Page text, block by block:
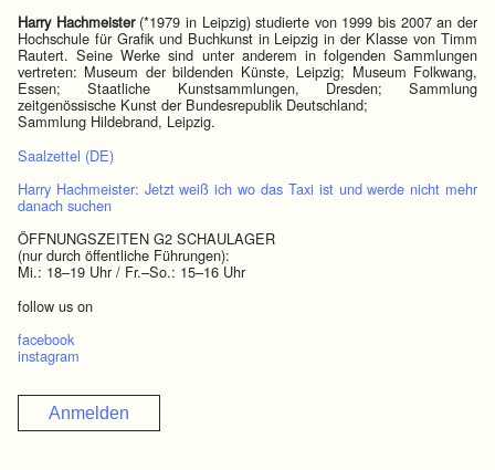
Harry Hachmeister(*1979 in Leipzig) studierte von 1999 bis 2007 an der
Hochschule für Grafik und Buchkunst in Leipzig in der Klasse von Timm
Rautert. Seine Werke sind unter anderem in folgenden Sammlungen
vertreten: Museum der bildenden Künste, Leipzig; Museum Folkwang,
Essen; Staatliche Kunstsammlungen, Dresden; Sammlung
zeitgenössische Kunst der Bundesrepublik Deutschland;
Sammlung Hildebrand, Leipzig.
Saalzettel (DE)
Harry Hachmeister: Jetzt weiß ich wo das Taxi ist und werde nicht mehr
danach suchen
ÖFFNUNGSZEITEN G2 SCHAULAGER
(nur durch öffentliche Führungen):
Mi.: 18–19 Uhr / Fr.–So.: 15–16 Uhr
follow us on
facebook
instagram
Anmelden